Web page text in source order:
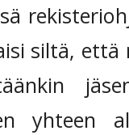
siltä, että
yhteen